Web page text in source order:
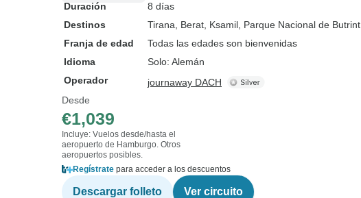
Duración
8 días
Destinos
Tirana , Berat , Ksamil , Parque Nacional de Butrint
Franja de edad
Todas las edades son bienvenidas
Idioma
Solo: Alemán
Operador
journaway DACH
Desde
€1,039
Incluye: Vuelos desde/hasta el
aeropuerto de Hamburgo. Otros
aeropuertos posibles.
Regístrate para acceder a los descuentos
Descargar folleto Ver circuito